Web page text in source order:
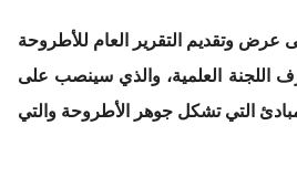
عرض وتقديم التقرير العام للأطروحة
العلمية، والذي سينصب على
التي تشكل جوهر الأطروحة والتي